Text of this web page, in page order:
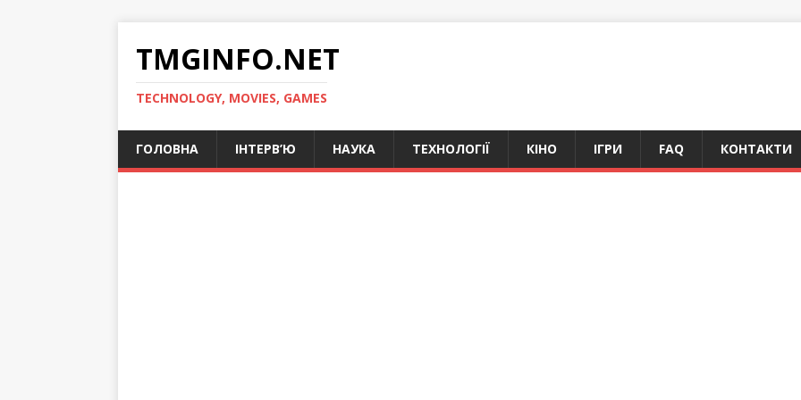
TMGINFO.NET
ТECHNOLOGY, MOVIES, GAMES
ГОЛОВНА ІНТЕРВ’Ю НАУКА ТЕХНОЛОГІЇ КІНО ІГРИ FAQ КОНТАКТИ